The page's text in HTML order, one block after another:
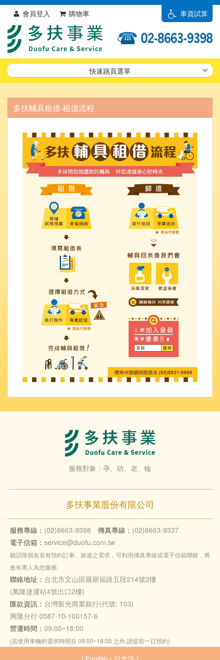
車資試算
會員登入 購物車
快速跳頁選單
多扶輔具租借-租借流程
服務對象：孕、幼、老、輪
多扶事業股份有限公司
服務專線： (02)8663-9398 傳真專線： (02)8663-9337
電子信箱： service@duofu.com.tw
聽語障朋友若有預約訂車、旅遊之需求，可利用傳真專線或電子信箱聯絡，將
會有專人為您服務
聯絡地址： 台北市文山區羅斯福路五段214號2樓
(萬隆捷運站4號出口2樓)
匯款資訊： 台灣新光商業銀行(代號: 103)
興隆分行 0587-10-100157-6
營運時間： 09:00~18:00
(若使用車輛的需求時間在 09:00~18:00 之外,請提前一日預約)